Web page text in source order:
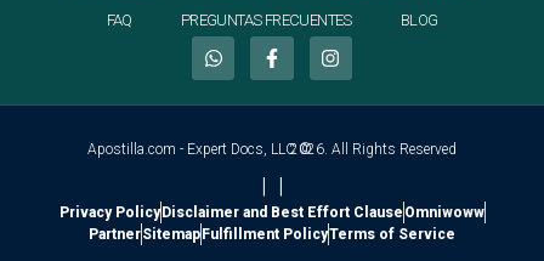
FAQ
PREGUNTAS FRECUENTES BLOG
Apostilla.com - Expert Docs, LLC ©2026. All Rights Reserved
| |
Privacy PolicyDisclaimer and Best Effort Clause Omniwoww
PartnerSitemapFulfillment PolicyTerms of Service